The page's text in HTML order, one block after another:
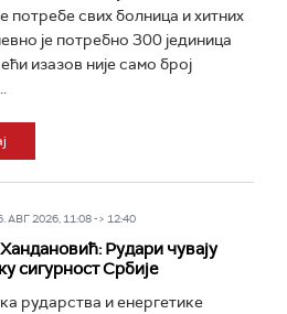
потребе свих болница и хитних
је потребно 300 јединица
изазов није само број
АВГ 2026, 11:08 -> 12:40
Рудари чувају
сигурност Србије
рударства и енергетике